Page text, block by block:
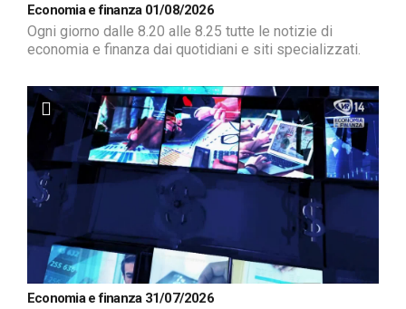
Economia e finanza 01/08/2026
Ogni giorno dalle 8.20 alle 8.25 tutte le notizie di
economia e finanza dai quotidiani e siti specializzati.
Economia e finanza 31/07/2026